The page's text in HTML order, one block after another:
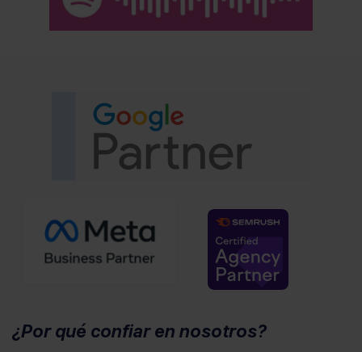
(se abre en
¿Por qué confiar en nosotros?